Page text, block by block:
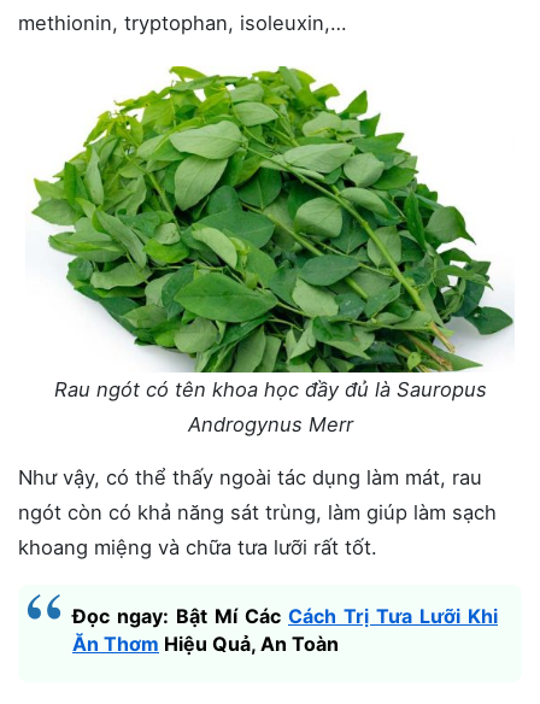
methionin, tryptophan, isoleuxin,…
Rau ngót có tên khoa học đầy đủ là Sauropus
Androgynus Merr
Như vậy, có thể thấy ngoài tác dụng làm mát, rau
ngót còn có khả năng sát trùng, làm giúp làm sạch
khoang miệng và chữa tưa lưỡi rất tốt.
Đọc ngay: Bật Mí Các Cách Trị Tưa Lưỡi Khi
Ăn Thơm Hiệu Quả, An Toàn